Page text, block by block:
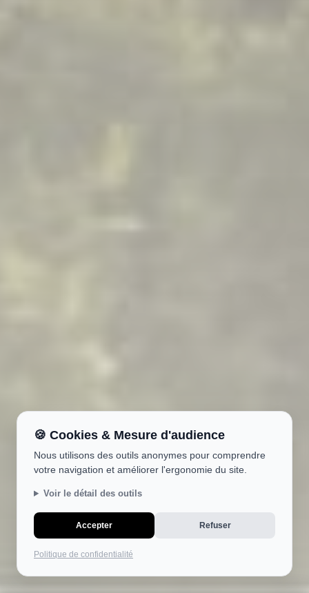
🍪 Cookies & Mesure d'audience
Nous utilisons des outils anonymes pour comprendre
votre navigation et améliorer l'ergonomie du site.
Voir le détail des outils
Accepter Refuser
Politique de confidentialité